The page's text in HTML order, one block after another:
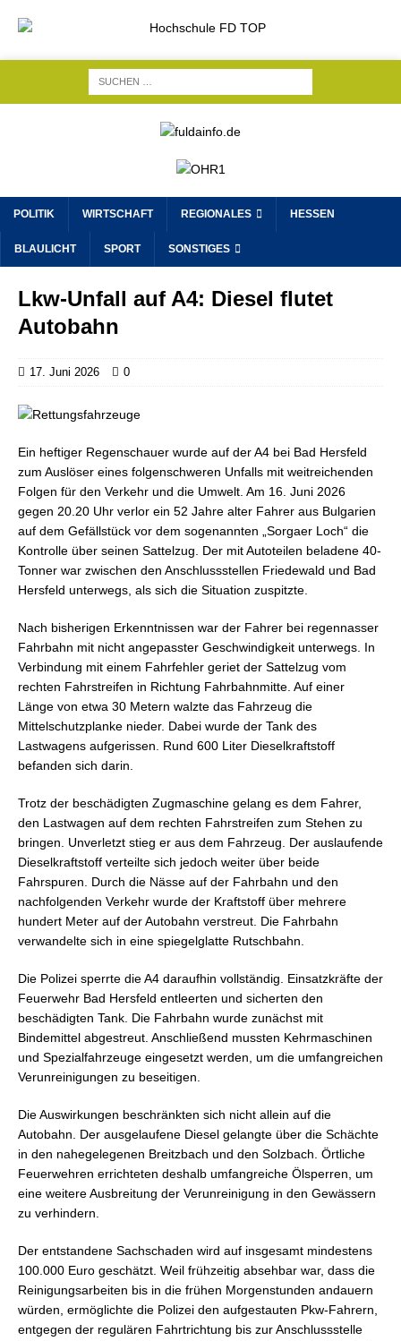
POLITIK WIRTSCHAFT REGIONALES HESSEN
BLAULICHT SPORT SONSTIGES
Lkw-Unfall auf A4: Diesel flutet
Autobahn
17. Juni 2026 0
Ein heftiger Regenschauer wurde auf der A4 bei Bad Hersfeld
zum Auslöser eines folgenschweren Unfalls mit weitreichenden
Folgen für den Verkehr und die Umwelt. Am 16. Juni 2026
gegen 20.20 Uhr verlor ein 52 Jahre alter Fahrer aus Bulgarien
auf dem Gefällstück vor dem sogenannten „Sorgaer Loch“ die
Kontrolle über seinen Sattelzug. Der mit Autoteilen beladene 40-
Tonner war zwischen den Anschlussstellen Friedewald und Bad
Hersfeld unterwegs, als sich die Situation zuspitzte.
Nach bisherigen Erkenntnissen war der Fahrer bei regennasser
Fahrbahn mit nicht angepasster Geschwindigkeit unterwegs. In
Verbindung mit einem Fahrfehler geriet der Sattelzug vom
rechten Fahrstreifen in Richtung Fahrbahnmitte. Auf einer
Länge von etwa 30 Metern walzte das Fahrzeug die
Mittelschutzplanke nieder. Dabei wurde der Tank des
Lastwagens aufgerissen. Rund 600 Liter Dieselkraftstoff
befanden sich darin.
Trotz der beschädigten Zugmaschine gelang es dem Fahrer,
den Lastwagen auf dem rechten Fahrstreifen zum Stehen zu
bringen. Unverletzt stieg er aus dem Fahrzeug. Der auslaufende
Dieselkraftstoff verteilte sich jedoch weiter über beide
Fahrspuren. Durch die Nässe auf der Fahrbahn und den
nachfolgenden Verkehr wurde der Kraftstoff über mehrere
hundert Meter auf der Autobahn verstreut. Die Fahrbahn
verwandelte sich in eine spiegelglatte Rutschbahn.
Die Polizei sperrte die A4 daraufhin vollständig. Einsatzkräfte der
Feuerwehr Bad Hersfeld entleerten und sicherten den
beschädigten Tank. Die Fahrbahn wurde zunächst mit
Bindemittel abgestreut. Anschließend mussten Kehrmaschinen
und Spezialfahrzeuge eingesetzt werden, um die umfangreichen
Verunreinigungen zu beseitigen.
Die Auswirkungen beschränkten sich nicht allein auf die
Autobahn. Der ausgelaufene Diesel gelangte über die Schächte
in den nahegelegenen Breitzbach und den Solzbach. Örtliche
Feuerwehren errichteten deshalb umfangreiche Ölsperren, um
eine weitere Ausbreitung der Verunreinigung in den Gewässern
zu verhindern.
Der entstandene Sachschaden wird auf insgesamt mindestens
100.000 Euro geschätzt. Weil frühzeitig absehbar war, dass die
Reinigungsarbeiten bis in die frühen Morgenstunden andauern
würden, ermöglichte die Polizei den aufgestauten Pkw-Fahrern,
entgegen der regulären Fahrtrichtung bis zur Anschlussstelle